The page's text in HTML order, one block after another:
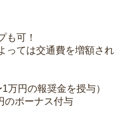
も可！
っては交通費を増額され
万円の報奨金を授与）
のボーナス付与